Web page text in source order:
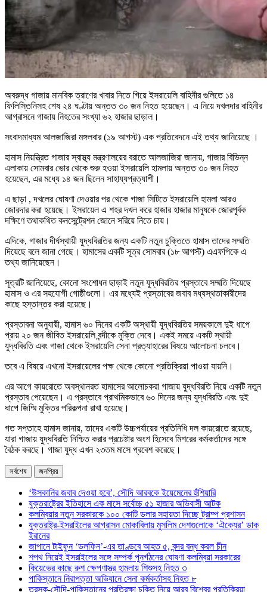
অবরুদ্ধ গাজায় মানবিক ত্রাণের খাবার নিতে গিয়ে ইসরায়েলি বাহিনীর গুলিতে ১৪
ফিলিস্তিনিসহ শেষ ২৪ ঘণ্টায় অন্তত ৩০ জন নিহত হয়েছেন। এ নিয়ে দখলদার বাহিনীর
আগ্রাসনে গাজায় নিহতের সংখ্যা ৬২ হাজার ছাড়াল।
সংবাদমাধ্যম আলজাজিরা মঙ্গলবার (১৯ আগস্ট) এক প্রতিবেদনে এই তথ্য জানিয়েছে ।
হামাস নিয়ন্ত্রিত গাজার স্বাস্থ্য মন্ত্রণালয়ের বরাতে আলজাজিরা জানায়, গাজার বিভিন্ন
এলাকায় সোমবার ভোর থেকে শুরু হওয়া ইসরায়েলি হামলায় অন্তত ৩০ জন নিহত
হয়েছেন, এর মধ্যে ১৪ জন ছিলেন সাহায্যপ্রত্যাশী।
এ ছাড়া , দখলের ঘোষণা দেওয়ার পর থেকে গাজা সিটিতে ইসরায়েলি হামলা আরও
জোরদার করা হয়েছে। ইসরায়েল এ শহর দখল করে হাজার হাজার মানুষকে জোরপূর্বক
দক্ষিণে তথাকথিত কনসেন্ট্রেশন জোনে সরিয়ে নিতে চায়।
এদিকে, গাজার দীর্ঘস্থায়ী যুদ্ধবিরতির জন্য একটি নতুন চুক্তিতে হামাস তাদের সম্মতি
দিয়েছে বলে জানা গেছে। হামাসের একটি সূত্র সোমবার (১৮ আগস্ট) এএফপিকে এ
তথ্য জানিয়েছেন।
সূত্রটি জানিয়েছে, কোনো সংশোধন ছাড়াই নতুন যুদ্ধবিরতির প্রস্তাবে সম্মতি দিয়েছে
হামাস ও এর সহযোগী গোষ্ঠীগুলো। এর মধ্যেই প্রস্তাবের জবাব মধ্যস্থতাকারীদের
কাছে হস্তান্তর করা হয়েছে।
প্রস্তাবনা অনুযায়ী, হামাস ৬০ দিনের একটি অস্থায়ী যুদ্ধবিরতির সময়কালে দুই ধাপে
প্রায় ২০ জন জীবিত ইসরায়েলি বন্দীকে মুক্তি দেবে। একই সময়ে একটি স্থায়ী
যুদ্ধবিরতি এবং গাজা থেকে ইসরায়েলি সেনা প্রত্যাহারের বিষয়ে আলোচনা চলবে।
তবে এ বিষয়ে এখনো ইসরায়েলের পক্ষ থেকে কোনো প্রতিক্রিয়া পাওয়া যায়নি।
এর আগে কায়রোতে অবস্থানরত হামাসের আলোচকরা গাজায় যুদ্ধবিরতি নিয়ে একটি নতুন
প্রস্তাব পেয়েছেন। এ প্রস্তাবে প্রাথমিকভাবে ৬০ দিনের জন্য যুদ্ধবিরতি এবং দুই
ধাপে জিম্মি মুক্তির পরিকল্পনা রাখা হয়েছে।
গত সপ্তাহে হামাস জানায়, তাদের একটি উচ্চপর্যায়ের প্রতিনিধি দল কায়রোতে রয়েছে,
যারা গাজায় যুদ্ধবিরতি নিশ্চিত করার প্রচেষ্টার অংশ হিসেবে মিশরের কর্মকর্তাদের সঙ্গে
বৈঠক করছে। গাজা যুদ্ধ এখন ২৩তম মাসে প্রবেশ করেছে।
সর্বশেষ জনপ্রিয়
‘উসকানির জবাব দেওয়া হবে’, সৌদি আরবকে ইয়েমেনের হুঁশিয়ারি
যুক্তরাষ্ট্রের ইতিহাসে এক মাসে সর্বোচ্চ ৫১ হাজার অভিবাসী আটক
কলম্বিয়ার নতুন সরকারকে ১০০ কোটি ডলার সহায়তা দিচ্ছে ট্রাম্প প্রশাসন
যুক্তরাষ্ট্র-ইসরাইলের আগ্রাসন মোকাবিলায় মুসলিম দেশগুলোকে ‘ঐক্যের’ ডাক
ইরানের
জাপানে টাইফুন ‘ডলফিন’-এর তাণ্ডবে আহত ৫, বন্দর বন্ধ করল চীন
শপথ নিয়েই ইসরাইলের সঙ্গে সম্পর্ক পুনর্গঠনের ঘোষণা কলম্বিয়া সরকারের
কিয়েভের কাছে রুশ ক্ষেপণাস্ত্র হামলায় শিশুসহ নিহত ৩
পাকিস্তানে নিরাপত্তা অভিযানে সেনা কর্মকর্তাসহ নিহত ৮
তুরস্ক-সৌদি-পাকিস্তানের প্রতিরক্ষা চুক্তি নিয়ে আরব বিশ্বের প্রতিক্রিয়া